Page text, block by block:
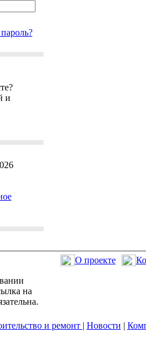
и
на
О проекте
и ремонт | Новости |